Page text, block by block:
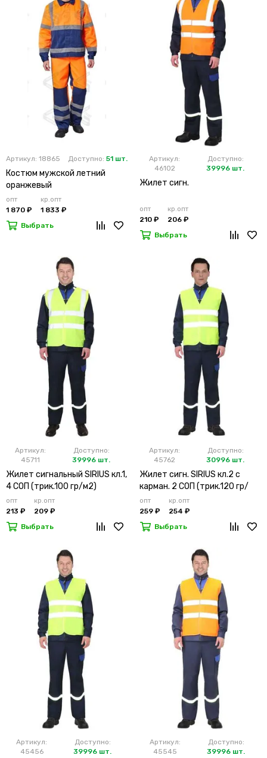
Артикул: 18865 Доступно: 51 шт.
Костюм мужской летний
оранжевый
опт
1 870 ₽
кр.опт
1 833 ₽
Выбрать
Артикул:
46102
Доступно:
39996 шт.
Жилет сигн.
опт
210 ₽
кр.опт
206 ₽
Выбрать
Артикул:
45711
Доступно:
39996 шт.
Жилет сигнальный SIRIUS кл.1,
4 СОП (трик.100 гр/м2)
лимонный
опт
213 ₽
кр.опт
209 ₽
Выбрать
Артикул:
45762
Доступно:
30996 шт.
Жилет сигн. SIRIUS кл.2 с
карман. 2 СОП (трик.120 гр/
м2)
опт
259 ₽
кр.опт
254 ₽
Выбрать
Артикул:
45456
Доступно:
39996 шт.
Артикул:
45545
Доступно:
39996 шт.